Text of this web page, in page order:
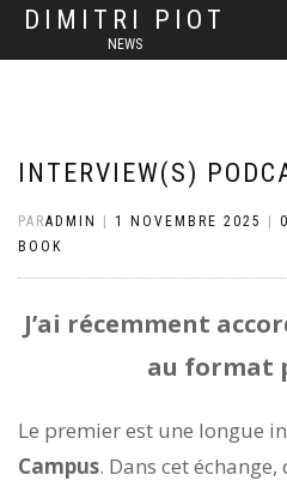
DIMITRI PIOT
NEWS
INTERVIEW(S)
PARADMIN 1 NOVEMBRE 2025
BOOK
J’ai récemment
au format
Le premier est une longue
Campus. Dans cet